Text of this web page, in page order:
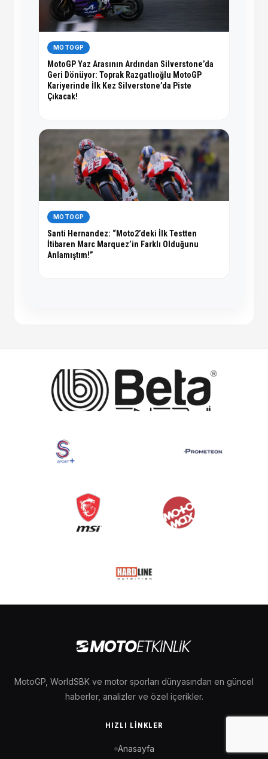
MOTOGP
MotoGP Yaz Arasının Ardından Silverstone’da
Geri Dönüyor: Toprak Razgatlıoğlu MotoGP
Kariyerinde İlk Kez Silverstone’da Piste
Çıkacak!
MOTOGP
Santi Hernandez: “Moto2’deki İlk Testten
İtibaren Marc Marquez’in Farklı Olduğunu
Anlamıştım!”
MotoGP, WorldSBK ve motor sporları dünyasından en güncel
haberler, analizler ve özel içerikler.
HIZLI LINKLER
Anasayfa